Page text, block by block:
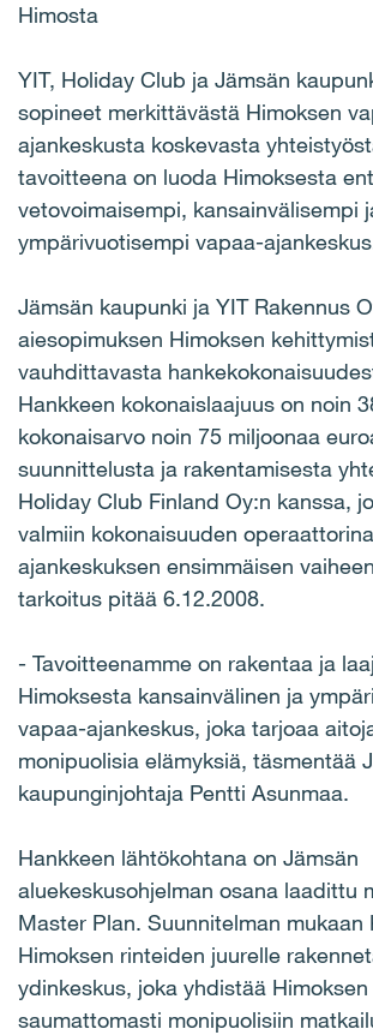
Himosta
YIT, Holiday Club ja Jämsän
sopineet merkittävästä Himoksen
ajankeskusta koskevasta
tavoitteena on luoda Himoksesta
vetovoimaisempi, kansainvälisempi
ympärivuotisempi vapaa-
Jämsän kaupunki ja YIT Rakennus
aiesopimuksen Himoksen
vauhdittavasta
Hankkeen kokonaislaajuus on noin
kokonaisarvo noin 75 miljoonaa
suunnittelusta ja rakentamisesta
Holiday Club Finland Oy:n kanssa,
valmiin kokonaisuuden
ajankeskuksen ensimmäisen
tarkoitus pitää 6.12.2008.
- Tavoitteenamme on rakentaa ja
Himoksesta kansainvälinen ja
vapaa-ajankeskus, joka tarjoaa
monipuolisia elämyksiä, täsmentää
kaupunginjohtaja Pentti Asunmaa.
Hankkeen lähtökohtana on Jämsän
aluekeskusohjelman osana laadittu
Master Plan. Suunnitelman mukaan
Himoksen rinteiden juurelle
ydinkeskus, joka yhdistää
saumattomasti monipuolisiin